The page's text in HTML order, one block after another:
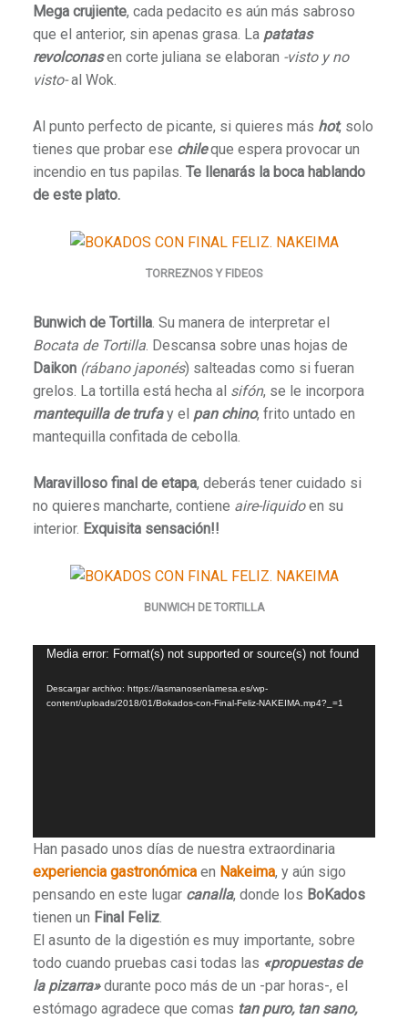
Mega crujiente, cada pedacito es aún más sabroso
que el anterior, sin apenas grasa. La patatas
revolconasen corte juliana se elaboran -visto y no
visto-al Wok.
Al punto perfecto de picante, si quieres más hot, solo
tienes que probar ese chileque espera provocar un
incendio en tus papilas. Te llenarás la boca hablando
de este plato.
TORREZNOS Y FIDEOS
Bunwich de Tortilla. Su manera de interpretar el
Bocata de Tortilla. Descansa sobre unas hojas de
Daikon (rábano japonés) salteadas como si fueran
grelos. La tortilla está hecha al sifón, se le incorpora
mantequilla de trufay el pan chino, frito untado en
mantequilla confitada de cebolla.
Maravilloso final de etapa, deberás tener cuidado si
no quieres mancharte, contiene aire-liquidoen su
interior. Exquisita sensación!!
BUNWICH DE TORTILLA
Reproductor
vídeo
Media error: Format(s) not supported or source(s) not found
Descargar archivo: https://lasmanosenlamesa.es/wp-
content/uploads/2018/01/Bokados-con-Final-Feliz-NAKEIMA.mp4?_=1
Han pasado unos días de nuestra extraordinaria
experiencia gastronómicaen Nakeima, y aún sigo
pensando en este lugar canalla, donde los BoKados
tienen un Final Feliz.
El asunto de la digestión es muy importante, sobre
todo cuando pruebas casi todas las «propuestas de
la pizarra»durante poco más de un -par horas-, el
estómago agradece que comas tan puro, tan sano,